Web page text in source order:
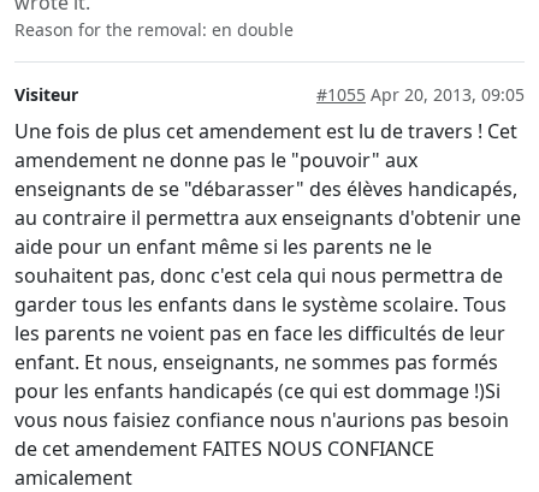
Reason for the removal: en double
Visiteur #1055 Apr 20, 2013, 09:05
Une fois de plus cet amendement est lu de travers ! Cet
amendement ne donne pas le "pouvoir" aux
enseignants de se "débarasser" des élèves handicapés,
au contraire il permettra aux enseignants d'obtenir une
aide pour un enfant même si les parents ne le
souhaitent pas, donc c'est cela qui nous permettra de
garder tous les enfants dans le système scolaire. Tous
les parents ne voient pas en face les difficultés de leur
enfant. Et nous, enseignants, ne sommes pas formés
pour les enfants handicapés (ce qui est dommage !)Si
vous nous faisiez confiance nous n'aurions pas besoin
de cet amendement FAITES NOUS CONFIANCE
amicalement